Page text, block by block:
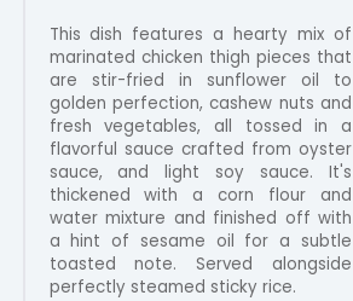
This dish features a hearty mix of
marinated chicken thigh pieces that
are stir-fried in sunflower oil to
golden perfection, cashew nuts and
fresh vegetables, all tossed in a
flavorful sauce crafted from oyster
sauce, and light soy sauce. It's
thickened with a corn flour and
water mixture and finished off with
a hint of sesame oil for a subtle
toasted note. Served alongside
perfectly steamed sticky rice.